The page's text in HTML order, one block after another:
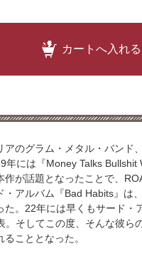
カートへ入れる
のグラム・メタル・バンド
年には『Money Talks Bullshit
作が話題となったことで、
・アルバム『Bad Habits』は
た。22年には早くもサード・
。そしてこの度、そんな彼ら
ることとなった。